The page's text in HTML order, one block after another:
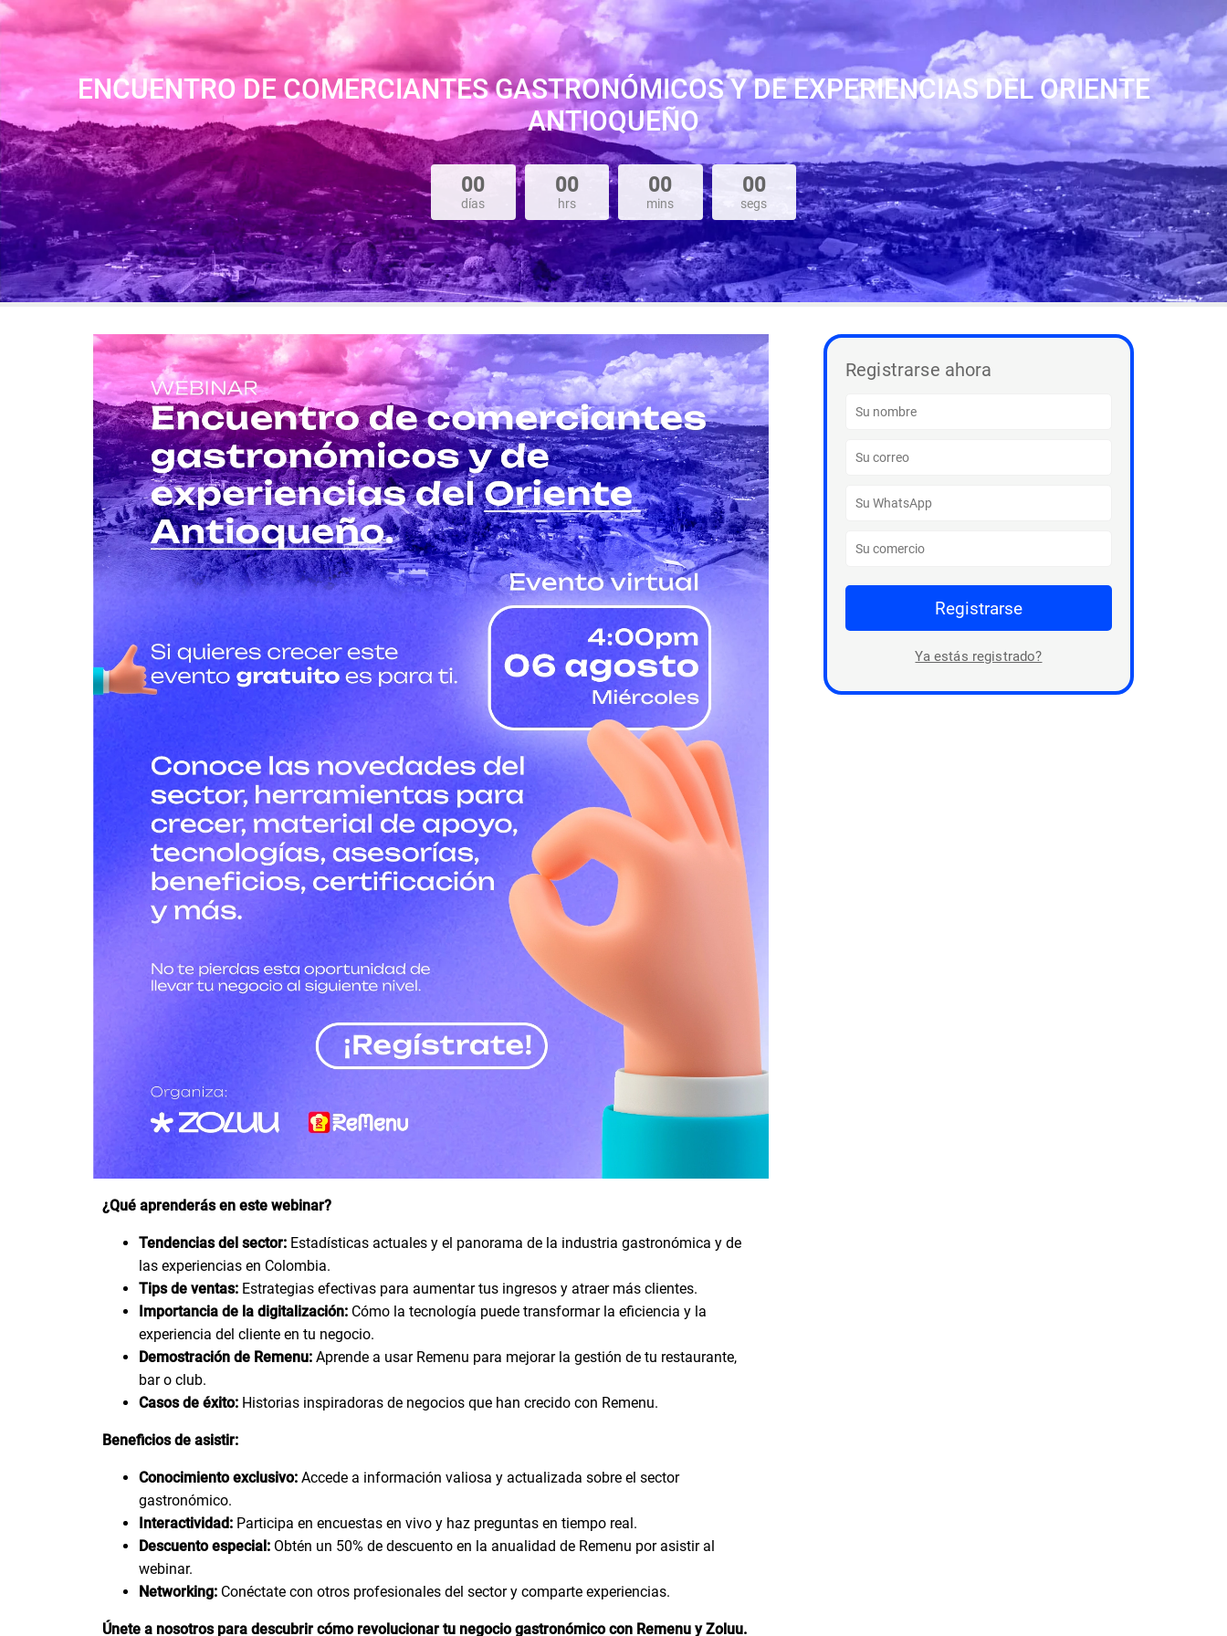
ENCUENTRO DE COMERCIANTES GASTRONÓMICOS Y DE EXPERIENCIAS DEL ORIENTE
ANTIOQUEÑO
00
días
00
hrs
00
mins
00
segs
¿Qué aprenderás en este webinar?
Tendencias del sector: Estadísticas actuales y el panorama de la industria gastronómica y de
las experiencias en Colombia.
Tips de ventas: Estrategias efectivas para aumentar tus ingresos y atraer más clientes.
Importancia de la digitalización: Cómo la tecnología puede transformar la eficiencia y la
experiencia del cliente en tu negocio.
Demostración de Remenu: Aprende a usar Remenu para mejorar la gestión de tu restaurante,
bar o club.
Casos de éxito: Historias inspiradoras de negocios que han crecido con Remenu.
Beneficios de asistir:
Conocimiento exclusivo: Accede a información valiosa y actualizada sobre el sector
gastronómico.
Interactividad: Participa en encuestas en vivo y haz preguntas en tiempo real.
Descuento especial: Obtén un 50% de descuento en la anualidad de Remenu por asistir al
webinar.
Networking: Conéctate con otros profesionales del sector y comparte experiencias.
Únete a nosotros para descubrir cómo revolucionar tu negocio gastronómico con Remenu y Zoluu.
Registrarse ahora
Registrarse
Ya estás registrado?